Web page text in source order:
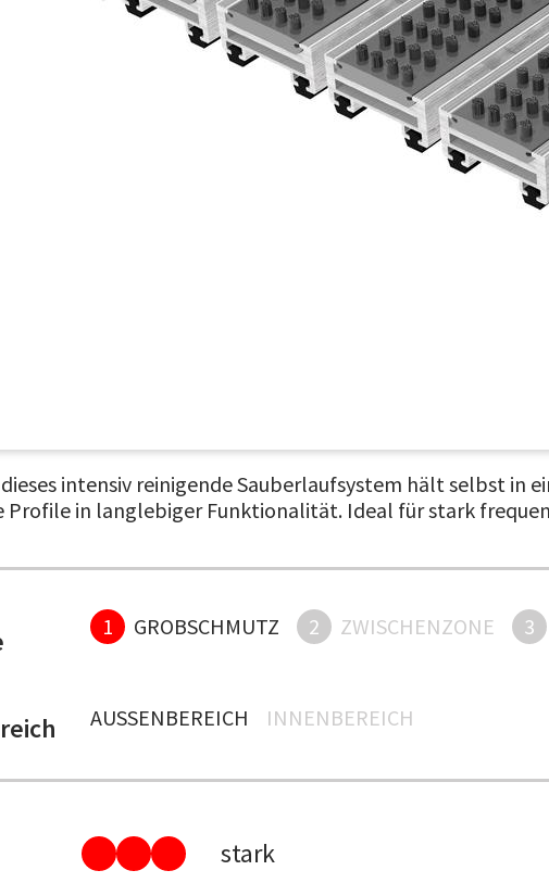
intensiv reinigende Sauberlaufsystem hält selbst in
in langlebiger Funktionalität. Ideal für stark
1 GROBSCHMUTZ 2 ZWISCHENZONE 3
AUSSENBEREICH INNENBEREICH
stark